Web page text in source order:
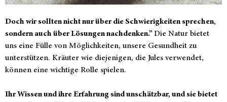
Doch wir sollten nicht nur über die Schwierigkeiten sprechen,
sondern auch über Lösungen nachdenken.” Die Natur bietet
uns eine Fülle von Möglichkeiten, unsere Gesundheit zu
unterstützen. Kräuter wie diejenigen, die Jules verwendet,
können eine wichtige Rolle spielen.
Ihr Wissen und ihre Erfahrung sind unschätzbar, und sie bietet